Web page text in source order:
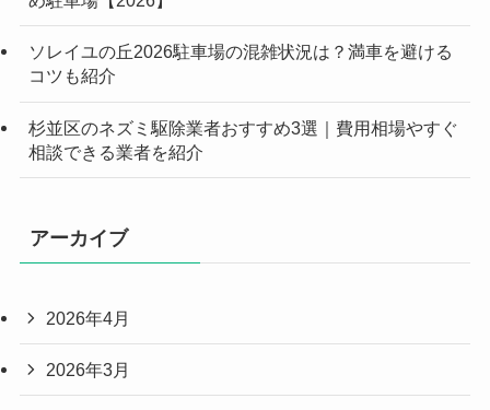
ソレイユの丘2026駐車場の混雑状況は？満車を避ける
コツも紹介
杉並区のネズミ駆除業者おすすめ3選｜費用相場やすぐ
相談できる業者を紹介
アーカイブ
2026年4月
2026年3月